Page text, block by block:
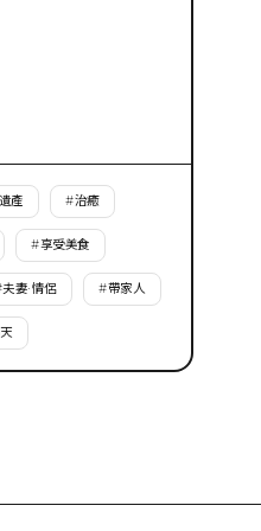
產 #治癒
#享受美食
夫妻·情侶 #帶家人